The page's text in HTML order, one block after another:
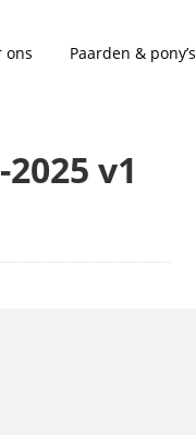
ons Paarden & pony’s
v1